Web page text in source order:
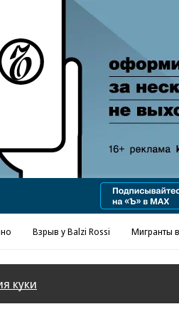
Взрыв у Balzi Rossi Мигранты
куки